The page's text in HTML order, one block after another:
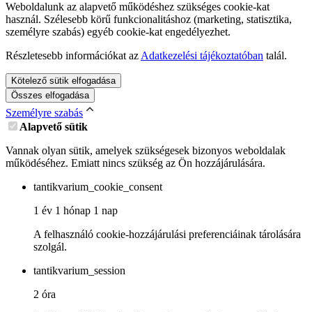
Weboldalunk az alapvető működéshez szükséges cookie-kat
használ. Szélesebb körű funkcionalitáshoz (marketing, statisztika,
személyre szabás) egyéb cookie-kat engedélyezhet.
Részletesebb információkat az Adatkezelési tájékoztatóban talál.
Kötelező sütik elfogadása
Összes elfogadása
Személyre szabás
Alapvető sütik
Vannak olyan sütik, amelyek szükségesek bizonyos weboldalak
működéséhez. Emiatt nincs szükség az Ön hozzájárulására.
tantikvarium_cookie_consent
1 év 1 hónap 1 nap
A felhasználó cookie-hozzájárulási preferenciáinak tárolására
szolgál.
tantikvarium_session
2 óra